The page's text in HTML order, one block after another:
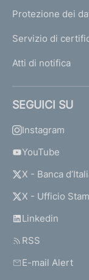
Protezione dei
Servizio di
Atti di notifica
SEGUICI SU
Instagram
YouTube
X - Banca
X - Ufficio
Linkedin
RSS
E-mail Alert